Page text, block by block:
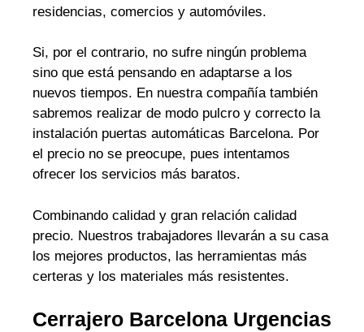
residencias, comercios y automóviles.
Si, por el contrario, no sufre ningún problema
sino que está pensando en adaptarse a los
nuevos tiempos. En nuestra compañía también
sabremos realizar de modo pulcro y correcto la
instalación puertas automáticas Barcelona. Por
el precio no se preocupe, pues intentamos
ofrecer los servicios más baratos.
Combinando calidad y gran relación calidad
precio. Nuestros trabajadores llevarán a su casa
los mejores productos, las herramientas más
certeras y los materiales más resistentes.
Cerrajero Barcelona Urgencias